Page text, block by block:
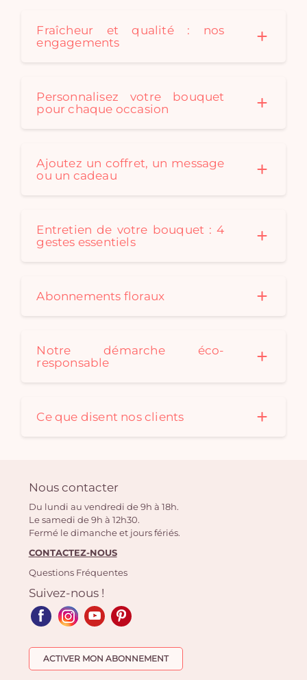
Fraîcheur et qualité : nos
engagements
Personnalisez votre bouquet
pour chaque occasion
Ajoutez un coffret, un message
ou un cadeau
Entretien de votre bouquet : 4
gestes essentiels
Abonnements floraux
Notre démarche éco-
responsable
Ce que disent nos clients
Nous contacter
Du lundi au vendredi de 9h à 18h.
Le samedi de 9h à 12h30.
Fermé le dimanche et jours fériés.
CONTACTEZ-NOUS
Questions Fréquentes
Suivez-nous !
ACTIVER MON ABONNEMENT